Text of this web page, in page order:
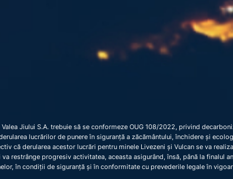
Jiului S.A. trebuie să se conformeze OUG 108/2022, privind
lucrărilor de punere în siguranță a zăcământului, închidere și
că derularea acestor lucrări pentru minele Livezeni și Vulcan se va
restrânge progresiv activitatea, aceasta asigurând, însă, până la finalul
în condiții de siguranță și în conformitate cu prevederile legale în